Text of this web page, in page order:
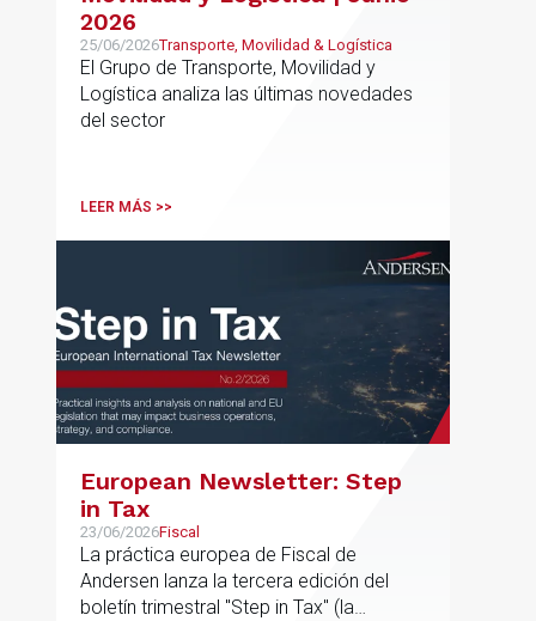
2026
25/06/2026Transporte, Movilidad & Logística
El Grupo de Transporte, Movilidad y
Logística analiza las últimas novedades
del sector
LEER MÁS >>
European Newsletter: Step
in Tax
23/06/2026Fiscal
La práctica europea de Fiscal de
Andersen lanza la tercera edición del
boletín trimestral "Step in Tax" (la